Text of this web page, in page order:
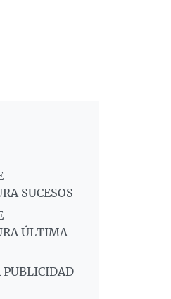
SUCESOS
ÚLTIMA
PUBLICIDAD